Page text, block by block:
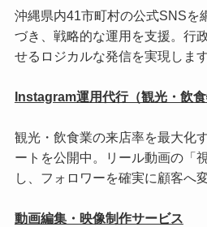
沖縄県内41市町村の公式SNSを
づき、戦略的な運用を支援。行
せるロジカルな発信を実現します
Instagram運用代行（観光・飲食
観光・飲食業の来店率を最大化
ートを公開中。リール動画の「
し、フォロワーを確実に顧客へ
動画編集・映像制作サービス